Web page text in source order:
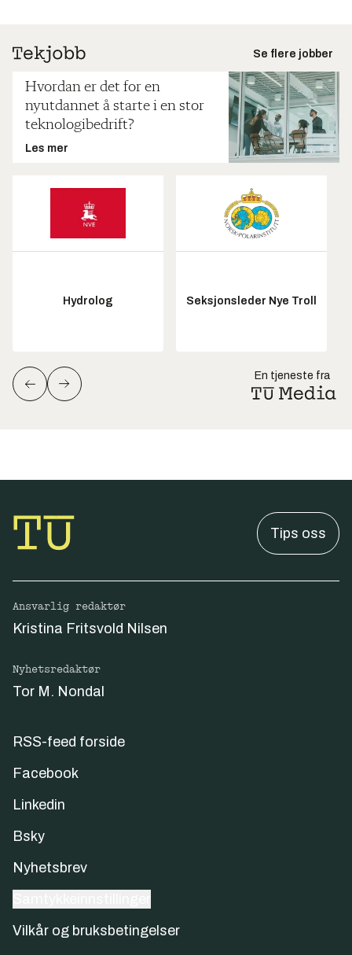
Se flere jobber
Hvordan er det for en
nyutdannet å starte i en stor
teknologibedrift?
Les mer
Hydrolog Seksjonsleder Nye Troll
En tjeneste fra
Tips oss
Ansvarlig redaktør
Kristina Fritsvold Nilsen
Nyhetsredaktør
Tor M. Nondal
RSS-feed forside
Facebook
Linkedin
Bsky
Nyhetsbrev
Vilkår og bruksbetingelser